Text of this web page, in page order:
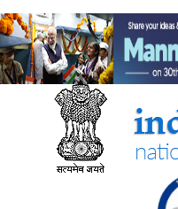
परिवारों के स्वास्थ्य सेवा पर
के लिए उठाए गए कदम
देश में चिकित्सा शिक्षा
राष्ट्रीय स्वास्थ्य प्राधिकरण
और रजिस्टर सेवा द्वारा 25
गृह मंत्रालय
भारत सरकार ने अरुणाचल
स्थित 27 स्थानों/भौगोलिक